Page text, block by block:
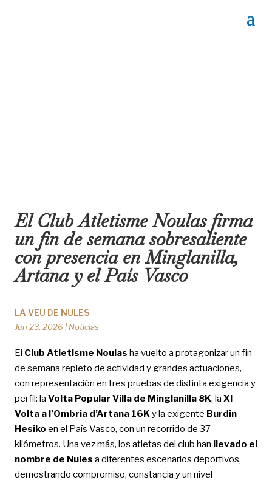
El Club Atletisme Noulas firma
un fin de semana sobresaliente
con presencia en Minglanilla,
Artana y el País Vasco
LA VEU DE NULES
Jun 23, 2026 | Noticias
El Club Atletisme Noulas ha vuelto a protagonizar un fin
de semana repleto de actividad y grandes actuaciones,
con representación en tres pruebas de distinta exigencia y
perfil: la Volta Popular Villa de Minglanilla 8K, la XI
Volta a l’Ombria d’Artana 16Ky la exigente Burdin
Hesiko en el País Vasco, con un recorrido de 37
kilómetros. Una vez más, los atletas del club han llevado el
nombre de Nules a diferentes escenarios deportivos,
demostrando compromiso, constancia y un nivel